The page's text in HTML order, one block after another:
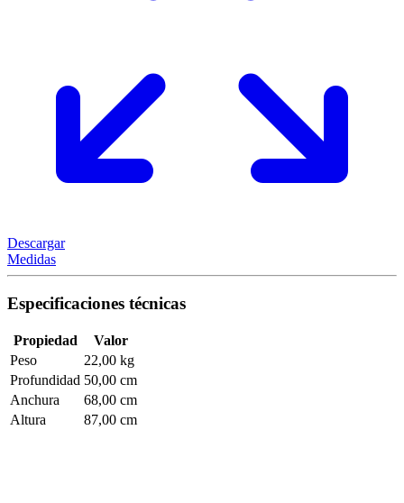
Descargar
Medidas
Especificaciones técnicas
Propiedad
Valor
Peso
22,00 kg
Profundidad 50,00 cm
Anchura
68,00 cm
Altura
87,00 cm